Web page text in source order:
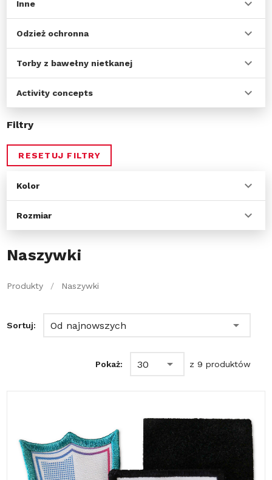
Inne
Odzież ochronna
Torby z bawełny nietkanej
Activity concepts
Filtry
RESETUJ FILTRY
Kolor
Rozmiar
Naszywki
Produkty / Naszywki
Sortuj: Od najnowszych
Pokaż: 30 z 9 produktów